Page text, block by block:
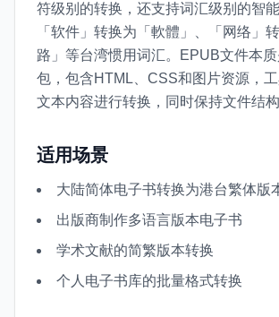
符级别的转换，还支持词汇级别的智
「软件」转换为「軟體」、「网络」
路」等台湾惯用词汇。EPUB文件本
包，包含HTML、CSS和图片资源，
文本内容进行转换，同时保持文件结构
适用场景
大陆简体电子书转换为港台繁体版
出版商制作多语言版本电子书
学术文献的简繁版本转换
个人电子书库的批量格式转换